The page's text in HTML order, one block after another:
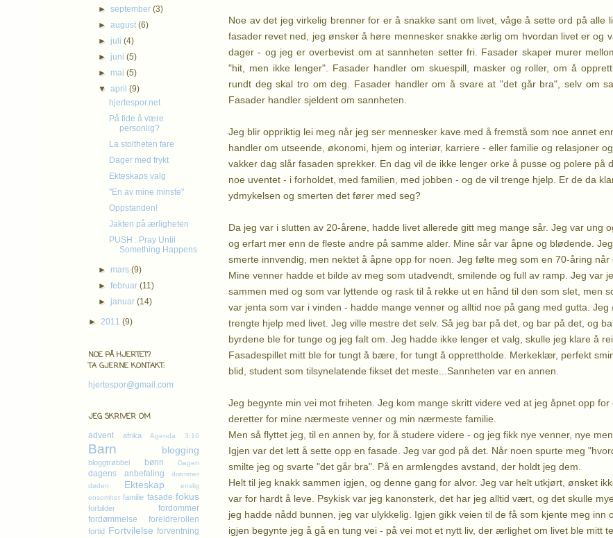
Noe av det jeg virkelig brenner for er å snakke sant om livet, våge å sette ord på alle
fasader revet ned, jeg ønsker å høre mennesker snakke ærlig om hvordan livet er og
dager - og jeg er overbevist om at sannheten setter fri. Fasader skaper murer
"hit, men ikke lenger". Fasader handler om skuespill, masker og roller, om å
rundt deg skal tro om deg. Fasader handler om å svare at "det går bra", selv om
Fasader handler sjeldent om sannheten.
Jeg blir oppriktig lei meg når jeg ser mennesker kave med å fremstå som noe annet
handler om utseende, økonomi, hjem og interiør, karriere - eller familie og relasjoner
vakker dag slår fasaden sprekker. En dag vil de ikke lenger orke å pusse og polere på
noe uventet - i forholdet, med familien, med jobben - og de vil trenge hjelp. Er de da
ydmykelsen og smerten det fører med seg?
Da jeg var i slutten av 20-årene, hadde livet allerede gitt meg mange sår. Jeg var ung
og erfart mer enn de fleste andre på samme alder. Mine sår var åpne og blødende.
smerte innvendig, men nektet å åpne opp for noen. Jeg følte meg som en 70-åring når
Mine venner hadde et bilde av meg som utadvendt, smilende og full av ramp. Jeg var
sammen med og som var lyttende og rask til å rekke ut en hånd til den som slet, men
var jenta som var i vinden - hadde mange venner og alltid noe på gang med gutta. Jeg
trengte hjelp med livet. Jeg ville mestre det selv. Så jeg bar på det, og bar på det, og
byrdene ble for tunge og jeg falt om. Jeg hadde ikke lenger et valg, skulle jeg klare å
Fasadespillet mitt ble for tungt å bære, for tungt å opprettholde. Merkeklær, perfekt
blid, student som tilsynelatende fikset det meste...Sannheten var en annen.
Jeg begynte min vei mot friheten. Jeg kom mange skritt videre ved at jeg åpnet opp
deretter for mine nærmeste venner og min nærmeste familie.
Men så flyttet jeg, til en annen by, for å studere videre - og jeg fikk nye venner, nye
Igjen var det lett å sette opp en fasade. Jeg var god på det. Når noen spurte meg
smilte jeg og svarte "det går bra". På en armlengdes avstand, der holdt jeg dem.
Helt til jeg knakk sammen igjen, og denne gang for alvor. Jeg var helt utkjørt, ønsket
var for hardt å leve. Psykisk var jeg kanonsterk, det har jeg alltid vært, og det skulle
jeg hadde nådd bunnen, jeg var ulykkelig. Igjen gikk veien til de få som kjente meg inn
igjen begynte jeg å gå en tung vei - på vei mot et nytt liv, der ærlighet om livet ble mitt
►september(3)
►august(6)
► juli(4)
► juni(5)
► mai(5)
▼april(9)
hjertespor.net
På tide å være
personlig?
La stoltheten fare
Dager med frykt
Ekteskaps valg
"En av mine minste"
Oppstanden!
Jakten på ærligheten
PUSH : Pray Until
Something Happens
► mars(9)
►februar(11)
► januar(14)
► 2011 (9)
NOE PÅ HJERTET?
TA GJERNE KONTAKT:
hjertespor@gmail.com
JEG SKRIVER OM
advent afrika Agenda 3:16
Barn blogging
bloggtrøbbel bønn Dagen
dagens anbefaling
drømmer
døden
Ekteskap
enslig
ensomhet familie fasade fokus
forbilder
fordommer
fordømmelse
foreldrerollen
fortid Fortvilelse forventning